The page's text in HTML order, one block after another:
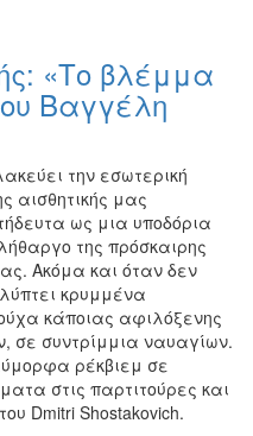
«Το βλέμμα
Βαγγέλη
την εσωτερική
αισθητικής μας
ως μια υποδόρια
της πρόσκαιρης
Ακόμα και όταν δεν
κρυμμένα
κάποιας αφιλόξενης
σε συντρίμμια ναυαγίων.
ρέκβιεμ σε
στις παρτιτούρες και
Dmitri Shostakovich.